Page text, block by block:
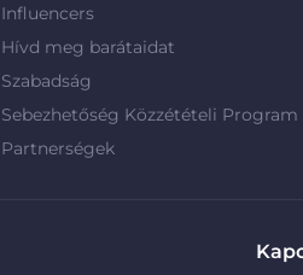
Influencers
Hívd meg barátaidat
Szabadság
Sebezhetőség Közzétételi Program
Partnerségek